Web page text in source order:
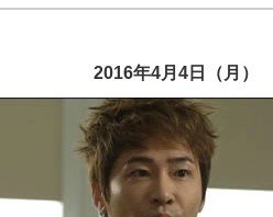
2016年4月4日（月）